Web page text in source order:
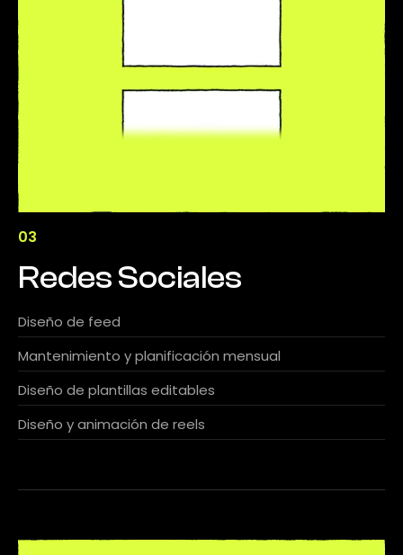
03
Redes Sociales
Diseño de feed
Mantenimiento y planificación mensual
Diseño de plantillas editables
Diseño y animación de reels